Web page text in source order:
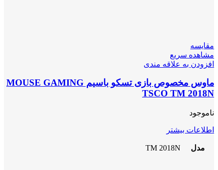
مقایسه
مشاهده سریع
افزودن به علاقه مندی
ماوس مخصوص بازی تسکو باسیم MOUSE GAMING
TSCO TM 2018N
ناموجود
اطلاعات بیشتر
مدل TM 2018N